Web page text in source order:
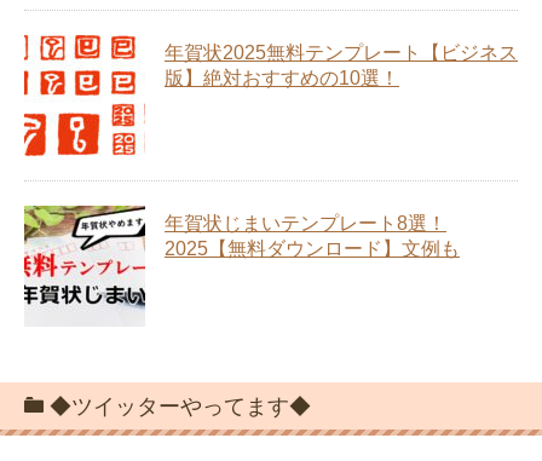
年賀状2025無料テンプレート【ビジネス
版】絶対おすすめの10選！
年賀状じまいテンプレート8選！
2025【無料ダウンロード】文例も
◆ツイッターやってます◆